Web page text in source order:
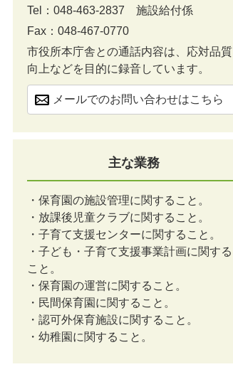
Tel：048-463-2837
施設給付係
Fax：048-467-0770
市役所本庁舎との通話内容は、応対品質
向上などを目的に録音しています。
メールでのお問い合わせはこちら
主な業務
・保育園の施設管理に関すること。
・放課後児童クラブに関すること。
・子育て支援センターに関すること。
・子ども・子育て支援事業計画に関する
こと。
・保育園の運営に関すること。
・民間保育園に関すること。
・認可外保育施設に関すること。
・幼稚園に関すること。